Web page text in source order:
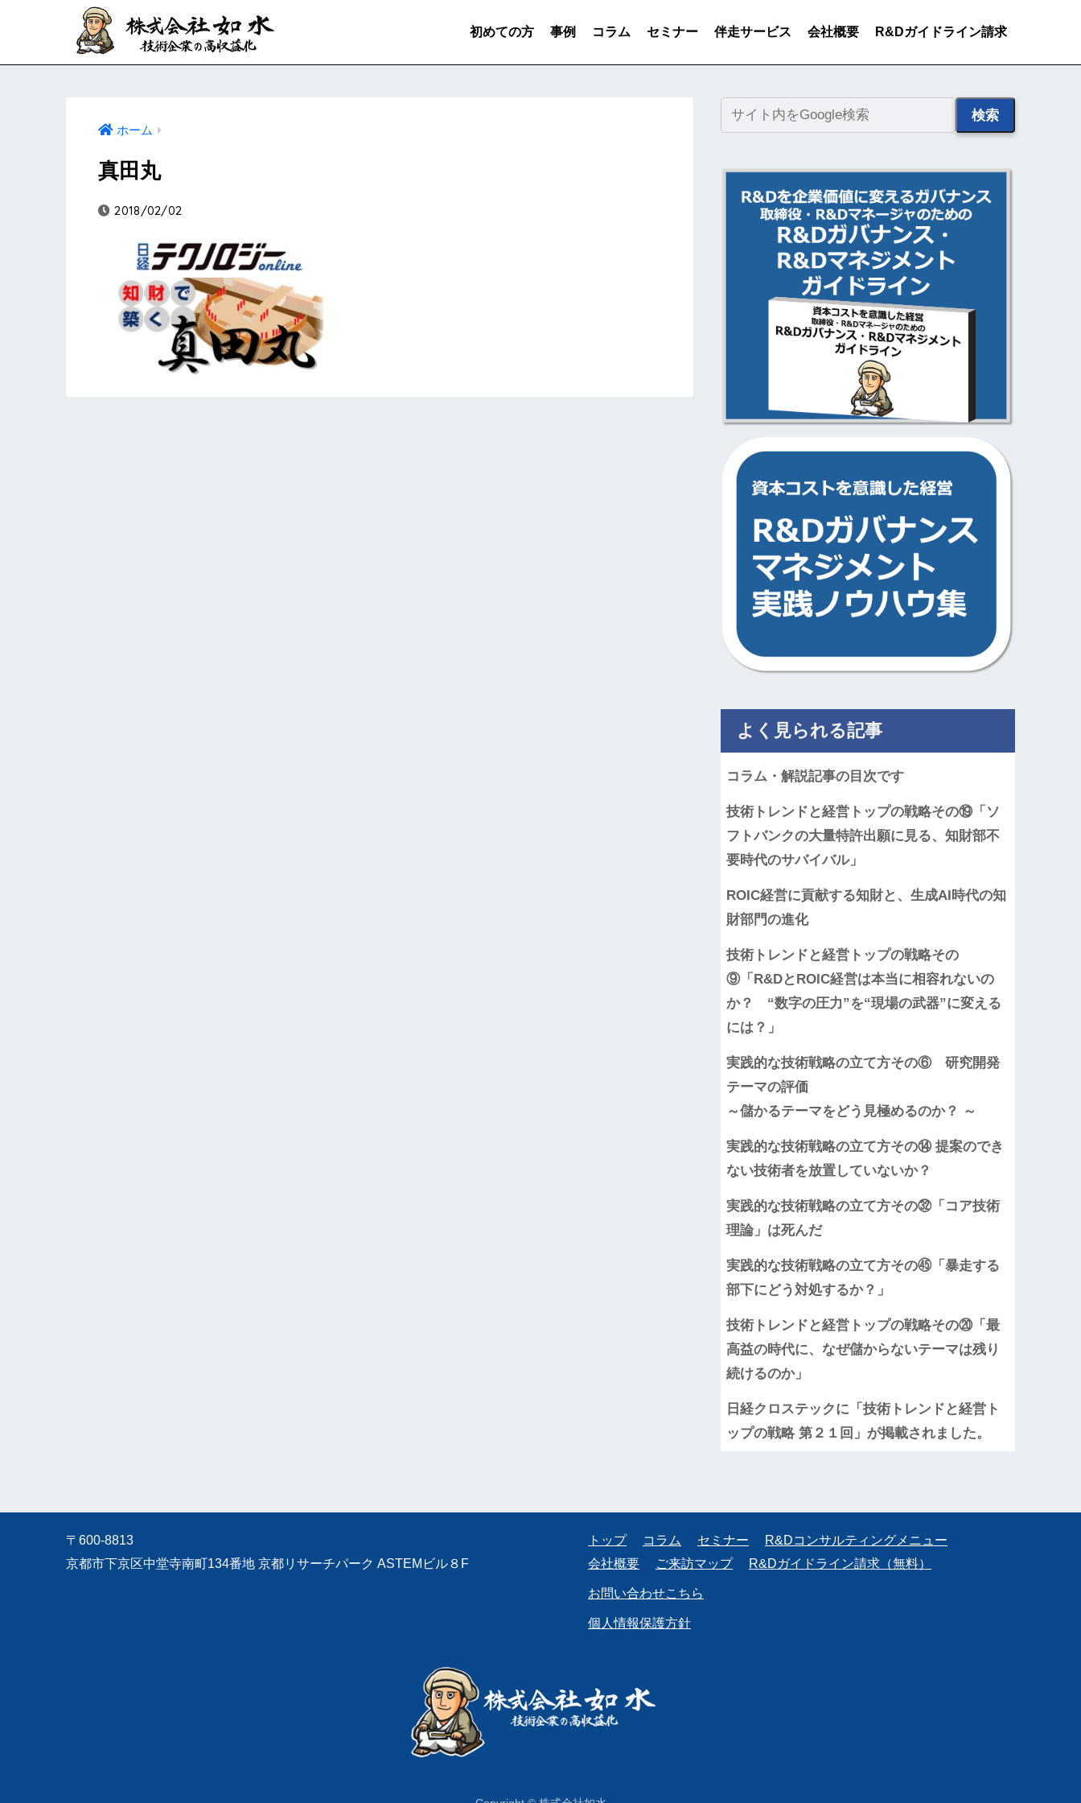
初めての方 事例 コラム セミナー 伴走サービス 会社概要 R&Dガイドライン請求
ホーム
真田丸
2018/02/02
検索
よく見られる記事
コラム・解説記事の目次です
技術トレンドと経営トップの戦略その⑲「ソ
フトバンクの大量特許出願に見る、知財部不
要時代のサバイバル」
ROIC経営に貢献する知財と、生成AI時代の知
財部門の進化
技術トレンドと経営トップの戦略その
⑨「R&DとROIC経営は本当に相容れないの
か？ “数字の圧力”を“現場の武器”に変える
には？」
実践的な技術戦略の立て方その⑥ 研究開発
テーマの評価
～儲かるテーマをどう見極めるのか？ ～
実践的な技術戦略の立て方その⑭ 提案のでき
ない技術者を放置していないか？
実践的な技術戦略の立て方その㉜「コア技術
理論」は死んだ
実践的な技術戦略の立て方その㊺「暴走する
部下にどう対処するか？」
技術トレンドと経営トップの戦略その⑳「最
高益の時代に、なぜ儲からないテーマは残り
続けるのか」
日経クロステックに「技術トレンドと経営ト
ップの戦略 第２１回」が掲載されました。
〒600-8813
京都市下京区中堂寺南町134番地 京都リサーチパーク ASTEMビル８F
トップ コラム セミナー
R&Dコンサルティングメニュー
会社概要
ご来訪マップ R&Dガイドライン請求（無料）
お問い合わせこちら
個人情報保護方針